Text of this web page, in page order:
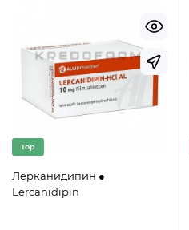
Top
Лерканидипин ●
Lercanidipin